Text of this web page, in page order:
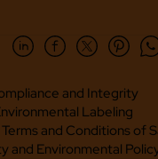
and Integrity
Labeling
and Conditions of
and Environmental